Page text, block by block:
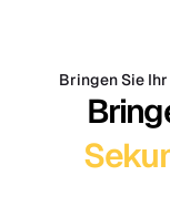
Bringen Sie